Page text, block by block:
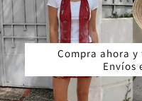
Compra ahora y
Envíos